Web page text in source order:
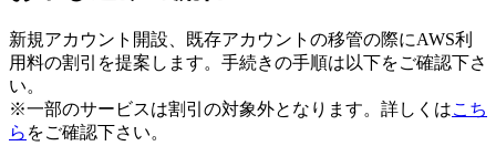
新規アカウント開設、既存アカウントの移管の際にAWS利
用料の割引を提案します。手続きの手順は以下をご確認下さ
い。
※一部のサービスは割引の対象外となります。詳しくはこち
ら をご確認下さい。